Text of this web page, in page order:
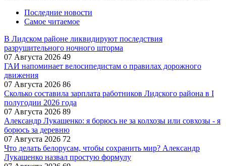
Последние новости
Самое читаемое
В Лидском районе ликвидируют последствия
разрушительного ночного шторма
07 Августа 2026 49
ГАИ напоминает велосипедистам о правилах дорожного
движения
07 Августа 2026 86
Сколько составила зарплата работников Лидского района в I
полугодии 2026 года
07 Августа 2026 89
Александр Лукашенко: я борюсь не за колхозы или совхозы - я
борюсь за деревню
07 Августа 2026 72
Что делать белорусам, чтобы сохранить мир? Александр
Лукашенко назвал простую формулу